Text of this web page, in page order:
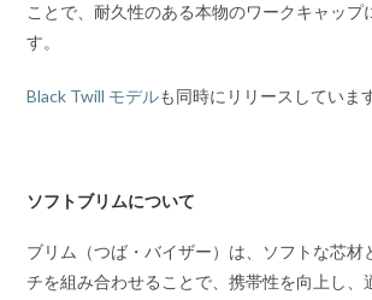
ことで、耐久性のある本物のワークキャップ
す。
Black Twill モデルも同時にリリースしていま
ソフトブリムについて
ブリム（つば・バイザー）は、ソフトな芯材
チを組み合わせることで、携帯性を向上し、